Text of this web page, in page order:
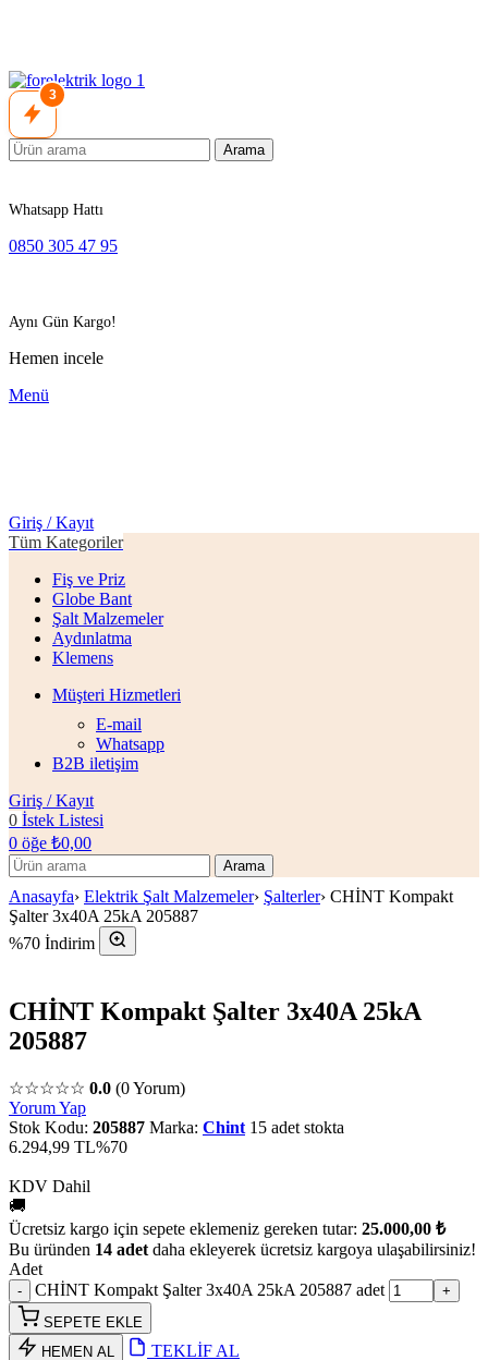
3
Arama
Whatsapp Hattı
0850 305 47 95
Aynı Gün Kargo!
Hemen incele
Menü
Giriş / Kayıt
Tüm Kategoriler
Fiş ve Priz
Globe Bant
Şalt Malzemeler
Aydınlatma
Klemens
Müşteri Hizmetleri
E-mail
Whatsapp
B2B iletişim
Giriş / Kayıt
0 İstek Listesi
0 öğe ₺0,00
Arama
Anasayfa› Elektrik Şalt Malzemeler› Şalterler› CHİNT Kompakt
Şalter 3x40A 25kA 205887
%70 İndirim
CHİNT Kompakt Şalter 3x40A 25kA
205887
☆☆☆☆☆ 0.0 (0 Yorum)
Yorum Yap
Stok Kodu: 205887 Marka: Chint 15 adet stokta
6.294,99 TL%70
KDV Dahil
🚚
Ücretsiz kargo için sepete eklemeniz gereken tutar: 25.000,00 ₺
Bu üründen 14 adet daha ekleyerek ücretsiz kargoya ulaşabilirsiniz!
Adet
CHİNT Kompakt Şalter 3x40A 25kA 205887 adet
SEPETE EKLE
HEMEN AL
TEKLİF AL